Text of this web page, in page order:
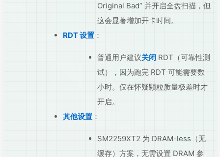
Original Bad” 并开启全盘扫描，但
这会显著增加开卡时间。
RDT 设置 ：
普通用户建议关闭 RDT（可靠性测
试），因为跑完 RDT 可能需要数
小时。仅在怀疑颗粒质量极差时才
开启。
其他设置 ：
SM2259XT2 为 DRAM-less（无
缓存）方案，无需设置 DRAM 参